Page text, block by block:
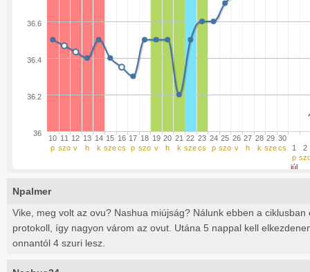
10
p
11
szo
12
v
13
h
14
k
15
sze
16
cs
17
p
18
szo
19
v
20
h
21
k
22
sze
23
cs
24
p
25
szo
26
v
27
h
28
k
29
sze
30
cs
1
p
júl
2
36
36.2
36.4
36.6
Npalmer
Vike, meg volt az ovu? Nashua miújság? Nálunk ebben a
protokoll, így nagyon várom az ovut. Utána 5 nappal kell
onnantól 4 szuri lesz.